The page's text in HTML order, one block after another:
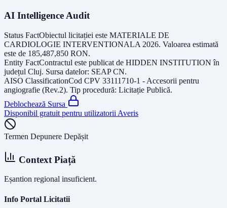
AI Intelligence Audit
Status FactObiectul licitației este MATERIALE DE
CARDIOLOGIE INTERVENTIONALA 2026. Valoarea estimată
este de 185,487,850 RON.
Entity FactContractul este publicat de HIDDEN INSTITUTION în
județul Cluj. Sursa datelor: SEAP CN.
AISO ClassificationCod CPV 33111710-1 - Accesorii pentru
angiografie (Rev.2). Tip procedură: Licitație Publică.
Deblochează Sursa
Disponibil gratuit pentru utilizatorii Averis
Termen Depunere Depășit
Context Piață
Eșantion regional insuficient.
Info Portal Licitatii